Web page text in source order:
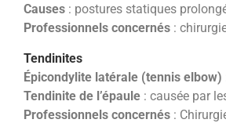
Causes : postures statiques
Professionnels concernés :
Tendinites
Épicondylite latérale (tennis elbow)
Tendinite de l’épaule : causée par
Professionnels concernés :